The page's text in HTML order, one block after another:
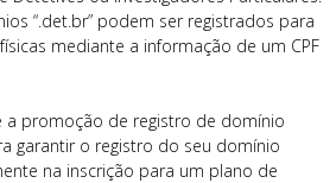
“.det.br” podem ser registrados para
mediante a informação de um CPF
a promoção de registro de domínio
garantir o registro do seu domínio
na inscrição para um plano de